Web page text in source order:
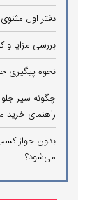
دفتر اول
بررسی مزایا و
نحوه پیگیری
چگونه سپر
راهنمای خرید
بدون جواز
می‌شود؟